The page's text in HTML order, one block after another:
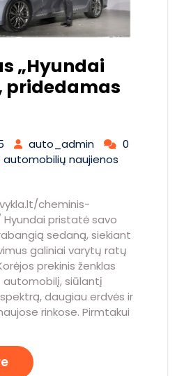
„Hyundai
pridedamas
auto_admin
0
automobilių naujienos
cheminis-
pristatė savo
sedaną, siekiant
galiniai varytų ratų
prekinis ženklas
automobilį, siūlantį
daugiau erdvės ir
rinkose. Pirmtakui